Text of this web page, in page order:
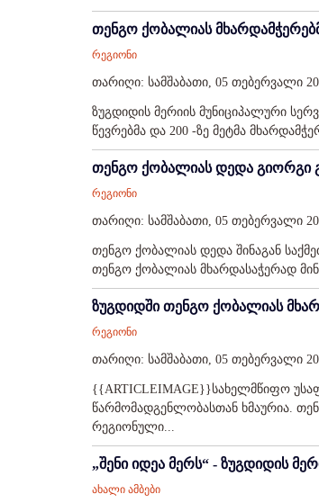
თენგო ქობალიას
რეგიონი
თარიღი: სამშაბათი, 05 თებერვალი
ზუგდიდის მერიის მუნიციპალური
წევრებმა და 200 -ზე მეტმა
თენგო ქობალიას დედა გიორგი
რეგიონი
თარიღი: სამშაბათი, 05 თებერვალი
თენგო ქობალიას დედა შინაგან
თენგო ქობალიას მხარდასაჭერად
ზუგდიდში თენგო ქობალიას
რეგიონი
თარიღი: სამშაბათი, 05 თებერვალი
{{ARTICLEIMAGE}}სახელმწიფო
წარმომადგენლობასთან ხმაურია.
რეგიონული...
„შენი იდეა მერს“ - ზუგდიდის
ახალი ამბები